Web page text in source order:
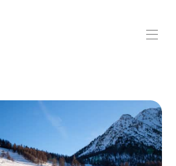
I nostri alloggi ▾
La Stazione
Accesso
Contattaci